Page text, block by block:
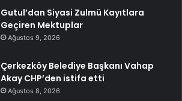
Gutul’dan Siyasi Zulmü Kayıtlara
Geçiren Mektuplar
Ağustos 9, 2026
Çerkezköy Belediye Başkanı Vahap
Akay CHP’den istifa etti
Ağustos 8, 2026